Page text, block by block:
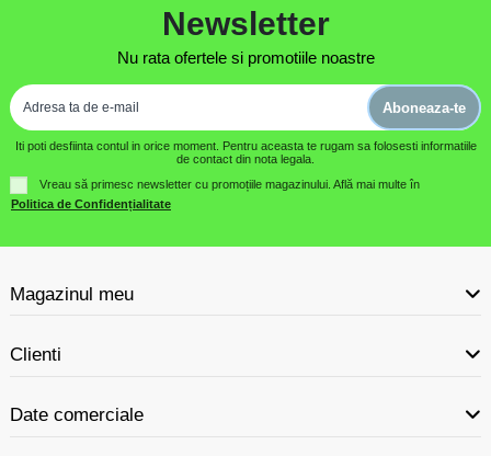
Newsletter
Nu rata ofertele si promotiile noastre
Aboneaza-te
Iti poti desfiinta contul in orice moment. Pentru aceasta te rugam sa folosesti informatiile
de contact din nota legala.
Vreau să primesc newsletter cu promoțiile magazinului. Află mai multe în
Politica de Confidențialitate
Magazinul meu
Clienti
Date comerciale